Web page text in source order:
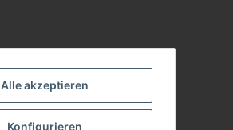
Alle akzeptieren
Konfigurieren